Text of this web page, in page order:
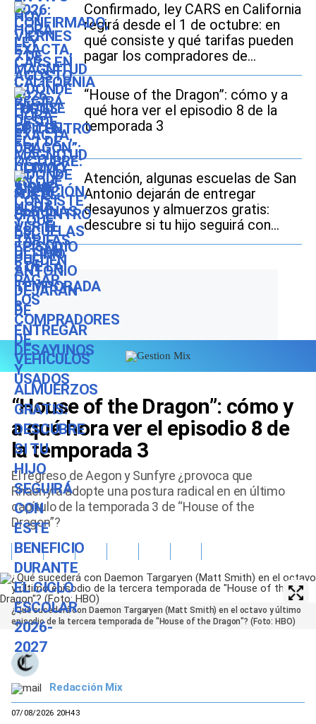
Confirmado, ley CARS en California
regirá desde el 1 de octubre: en
qué consiste y qué tarifas pueden
pagar los compradores de
vehículos usados
“House of the Dragon”: cómo y a
qué hora ver el episodio 8 de la
temporada 3
Atención, algunas escuelas de San
Antonio dejarán de entregar
desayunos y almuerzos gratis:
descubre si tu hijo seguirá con
este beneficio durante el ciclo